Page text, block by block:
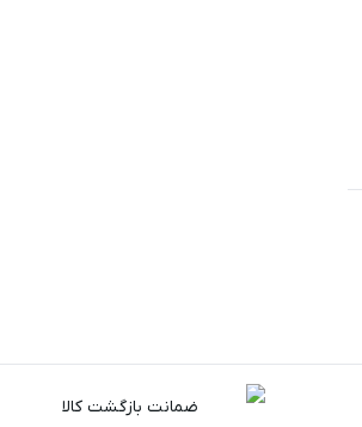
ضمانت بازگشت کالا